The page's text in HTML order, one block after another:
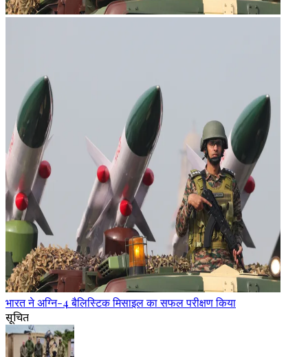
भारत ने अग्नि-4 बैलिस्टिक मिसाइल का सफल परीक्षण किया
सूचित